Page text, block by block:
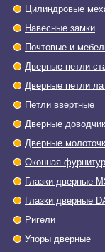
Цилиндровые
Навесные замки
Почтовые и
Дверные петли
Дверные петли
Петли ввертные
Дверные
Дверные
Оконная
Глазки дверные
Глазки дверные
Ригели
Упоры дверные